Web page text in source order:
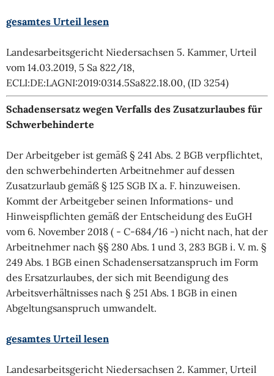
gesamtes Urteil lesen
Landesarbeitsgericht Niedersachsen 5. Kammer, Urteil
vom 14.03.2019, 5 Sa 822/18,
ECLI:DE:LAGNI:2019:0314.5Sa822.18.00, (ID 3254)
Schadensersatz wegen Verfalls des Zusatzurlaubes für
Schwerbehinderte
Der Arbeitgeber ist gemäß § 241 Abs. 2 BGB verpflichtet,
den schwerbehinderten Arbeitnehmer auf dessen
Zusatzurlaub gemäß § 125 SGB IX a. F. hinzuweisen.
Kommt der Arbeitgeber seinen Informations- und
Hinweispflichten gemäß der Entscheidung des EuGH
vom 6. November 2018 ( - C-684/16 -) nicht nach, hat der
Arbeitnehmer nach §§ 280 Abs. 1 und 3, 283 BGB i. V. m. §
249 Abs. 1 BGB einen Schadensersatzanspruch im Form
des Ersatzurlaubes, der sich mit Beendigung des
Arbeitsverhältnisses nach § 251 Abs. 1 BGB in einen
Abgeltungsanspruch umwandelt.
gesamtes Urteil lesen
Landesarbeitsgericht Niedersachsen 2. Kammer, Urteil